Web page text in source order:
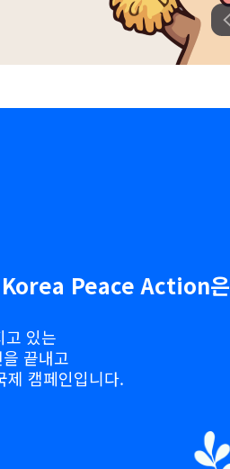
Korea Peace Action은
고 있는
끝내고
제 캠페인입니다.